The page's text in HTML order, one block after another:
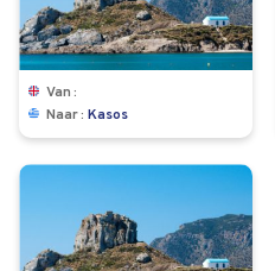
Van
Naar
Kasos